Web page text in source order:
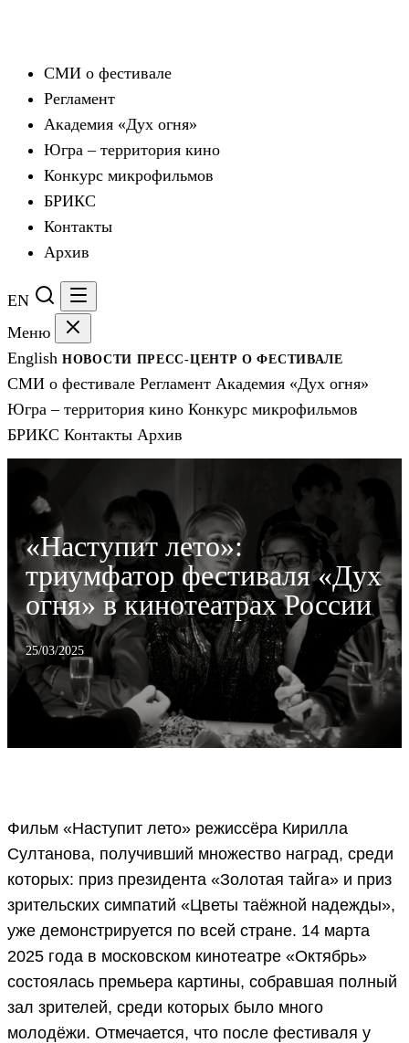
СМИ о фестивале
Регламент
Академия «Дух огня»
Югра – территория кино
Конкурс микрофильмов
БРИКС
Контакты
Архив
EN
Меню
English НОВОСТИ ПРЕСС-ЦЕНТРО ФЕСТИВАЛЕ
СМИ о фестивале Регламент Академия «Дух огня»
Югра – территория кино Конкурс микрофильмов
БРИКС Контакты Архив
«Наступит лето»:
триумфатор фестиваля «Дух
огня» в кинотеатрах России
25/03/2025
Фильм «Наступит лето» режиссёра Кирилла
Султанова, получивший множество наград, среди
которых: приз президента «Золотая тайга» и приз
зрительских симпатий «Цветы таёжной надежды»,
уже демонстрируется по всей стране. 14 марта
2025 года в московском кинотеатре «Октябрь»
состоялась премьера картины, собравшая полный
зал зрителей, среди которых было много
молодёжи. Отмечается, что после фестиваля у